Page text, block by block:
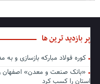
پر بازدید ترین ها
کوره فولاد مبارکه بازسازی و به
«بانک صنعت و معدن» اصفهان
استان را کسب کرد